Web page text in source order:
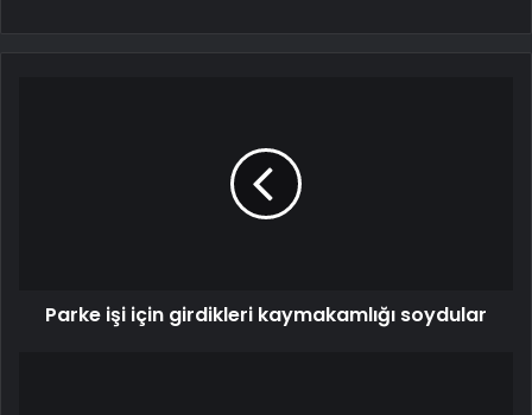
Parke işi için girdikleri kaymakamlığı soydular